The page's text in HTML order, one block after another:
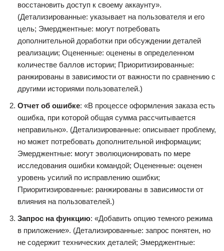
восстановить доступ к своему аккаунту».
(Детализированные: указывает на пользователя и его
цель; Эмерджентные: могут потребовать
дополнительной доработки при обсуждении деталей
реализации; Оцененные: оценены в определенном
количестве баллов истории; Приоритизированные:
ранжированы в зависимости от важности по сравнению с
другими историями пользователей.)
Отчет об ошибке: «В процессе оформления заказа есть
ошибка, при которой общая сумма рассчитывается
неправильно». (Детализированные: описывает проблему,
но может потребовать дополнительной информации;
Эмерджентные: могут эволюционировать по мере
исследования ошибки командой; Оцененные: оценен
уровень усилий по исправлению ошибки;
Приоритизированные: ранжированы в зависимости от
влияния на пользователей.)
Запрос на функцию: «Добавить опцию темного режима
в приложение». (Детализированные: запрос понятен, но
не содержит технических деталей; Эмерджентные: